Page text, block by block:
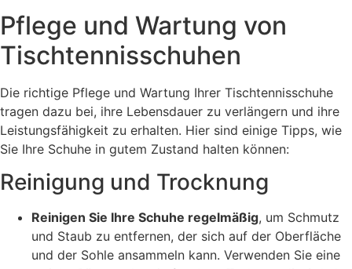
Pflege und Wartung von
Tischtennisschuhen
Die richtige Pflege und Wartung Ihrer Tischtennisschuhe
tragen dazu bei, ihre Lebensdauer zu verlängern und ihre
Leistungsfähigkeit zu erhalten. Hier sind einige Tipps, wie
Sie Ihre Schuhe in gutem Zustand halten können:
Reinigung und Trocknung
Reinigen Sie Ihre Schuhe regelmäßig, um Schmutz
und Staub zu entfernen, der sich auf der Oberfläche
und der Sohle ansammeln kann. Verwenden Sie eine